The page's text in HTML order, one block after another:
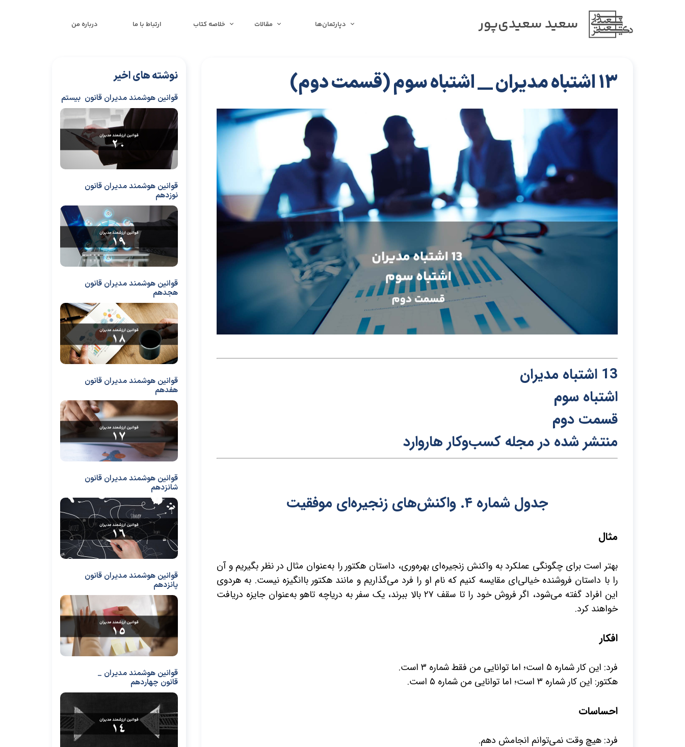
سعید سعیدی‌پور درباره من ارتباط با ما خلاصه کتاب مقالات دپارتمان‌ها
13 اشتباه مدیران __ اشتباه سوم (قسمت دوم)
13 ا شتباه مدیران
اشتباه سوم
قسمت دوم
منتشر شده در مجله کسب‌و‌کار هاروارد
جدول شماره ۴. واکنش‌های زنجیره‌ای موفقیت
مثال
بهتر است برای چگونگی عملکرد به واکنش زنجیره‌ای بهره‌وری، داستان هکتور را به‌عنوان مثال در نظر بگیریم و آن
را با داستان فروشنده خیالی‌ای مقایسه کنیم که نام او را فرد می‌گذاریم و مانند هکتور باانگیزه نیست. به هردوی
این افراد گفته می‌شود، اگر فروش خود را تا سقف ۲۷ بالا ببرند، یک سفر به دریاچه تاهو به‌عنوان جایزه دریافت
خواهند کرد.
افکار
فرد: این کار شماره ۵ است؛ اما توانایی من فقط شماره ۳ است.
هکتور: این کار شماره ۳ است؛ اما توانایی من شماره ۵ است.
احساسات
فرد: هیچ وقت نمی‌توانم انجامش دهم.
قوانین هوشمند مدیران قانون بیستم
قوانین هوشمند مدیران قانون
نوزدهم
قوانین هوشمند مدیران قانون
هجدهم
قوانین هوشمند مدیران قانون
هفدهم
قوانین هوشمند مدیران قانون
شانزدهم
قوانین هوشمند مدیران قانون
پانزدهم
قوانین هوشمند مدیران _
قانون چهاردهم
نوشته های اخیر